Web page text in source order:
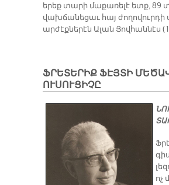
երեք տարի մաքառելէ ետք, 89
վախճանեցաւ հայ
արժէքներէն Ալան Յովհաննէս
ՖՐԵՏԵՐԻՔ ՖԷՅՏԻ
ՈՒՍՈՒՑԻՉԸ
ոչ